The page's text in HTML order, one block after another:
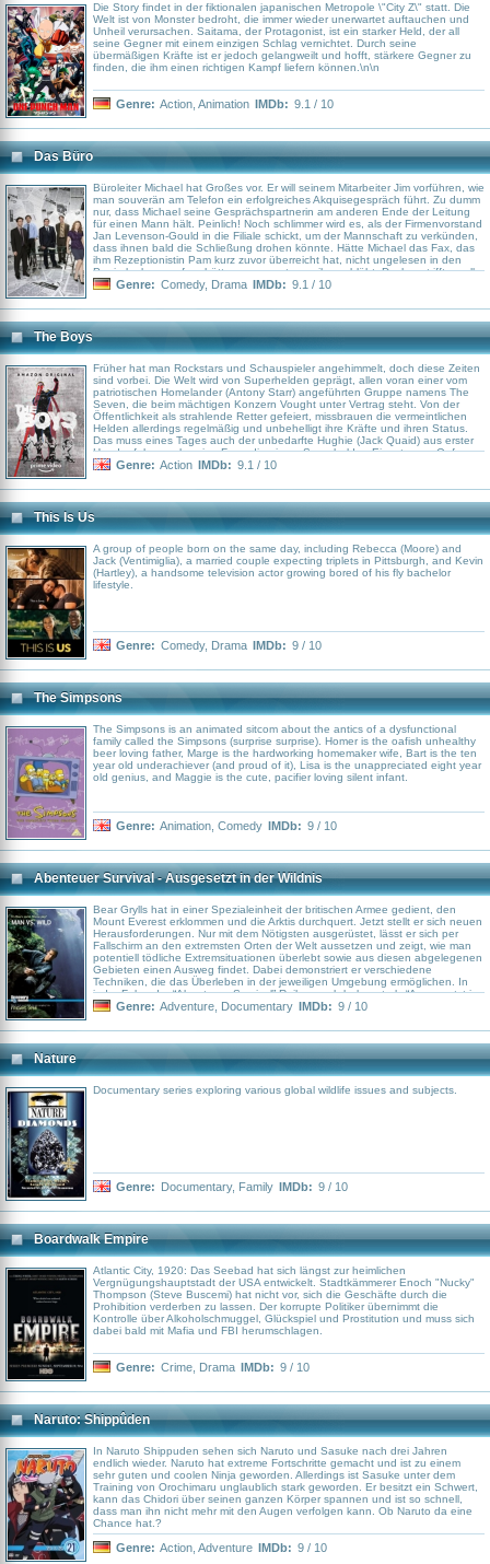
Die Story findet in der fiktionalen japanischen Metropole \"City Z\" statt. Die
Welt ist von Monster bedroht, die immer wieder unerwartet auftauchen und
Unheil verursachen. Saitama, der Protagonist, ist ein starker Held, der all
seine Gegner mit einem einzigen Schlag vernichtet. Durch seine
übermäßigen Kräfte ist er jedoch gelangweilt und hofft, stärkere Gegner zu
finden, die ihm einen richtigen Kampf liefern können.\n\n
Genre: Action Animation IMDb: 9.1 / 10
Das Büro
Büroleiter Michael hat Großes vor. Er will seinem Mitarbeiter Jim vorführen, wie
man souverän am Telefon ein erfolgreiches Akquisegespräch führt. Zu dumm
nur, dass Michael seine Gesprächspartnerin am anderen Ende der Leitung
für einen Mann hält. Peinlich! Noch schlimmer wird es, als der Firmenvorstand
Jan Levenson-Gould in die Filiale schickt, um der Mannschaft zu verkünden,
dass ihnen bald die Schließung drohen könnte. Hätte Michael das Fax, das
ihm Rezeptionistin Pam kurz zuvor überreicht hat, nicht ungelesen in den
Papierkorb geworfen, hätte er gewusst, was ihnen blüht. Doch so trifft es alle
gänzlich unvorbereitet.
Genre: Comedy, Drama IMDb: 9.1 / 10
The Boys
Früher hat man Rockstars und Schauspieler angehimmelt, doch diese Zeiten
sind vorbei. Die Welt wird von Superhelden geprägt, allen voran einer vom
patriotischen Homelander (Antony Starr) angeführten Gruppe namens The
Seven, die beim mächtigen Konzern Vought unter Vertrag steht. Von der
Öffentlichkeit als strahlende Retter gefeiert, missbrauen die vermeintlichen
Helden allerdings regelmäßig und unbehelligt ihre Kräfte und ihren Status.
Das muss eines Tages auch der unbedarfte Hughie (Jack Quaid) aus erster
Hand erfahren, als seine Freundin einem Superhelden-Einsatz zum Opfer
fällt. Da Vought den Vorfall herunterspielt und offenbar niemand etwas
draufgängerischen Billy Butcher (Karl Urban), der ihn aufsucht und mit seiner
Unterstützung dem Treiben der Seven endlich ein Ende setzen will. Doch das
ist bei einem solch übermächtigen Gegner alles andere als leicht...
Genre: Action IMDb: 9.1 / 10
This Is Us
A group of people born on the same day, including Rebecca (Moore) and
Jack (Ventimiglia), a married couple expecting triplets in Pittsburgh, and Kevin
(Hartley), a handsome television actor growing bored of his fly bachelor
lifestyle.
Genre: Comedy, Drama IMDb: 9 / 10
The Simpsons
The Simpsons is an animated sitcom about the antics of a dysfunctional
family called the Simpsons (surprise surprise). Homer is the oafish unhealthy
beer loving father, Marge is the hardworking homemaker wife, Bart is the ten
year old underachiever (and proud of it), Lisa is the unappreciated eight year
old genius, and Maggie is the cute, pacifier loving silent infant.
Genre: Animation Comedy IMDb: 9 / 10
Abenteuer Survival - Ausgesetzt in der Wildnis
Bear Grylls hat in einer Spezialeinheit der britischen Armee gedient, den
Mount Everest erklommen und die Arktis durchquert. Jetzt stellt er sich neuen
Herausforderungen. Nur mit dem Nötigsten ausgerüstet, lässt er sich per
Fallschirm an den extremsten Orten der Welt aussetzen und zeigt, wie man
potentiell tödliche Extremsituationen überlebt sowie aus diesen abgelegenen
Gebieten einen Ausweg findet. Dabei demonstriert er verschiedene
Techniken, die das Überleben in der jeweiligen Umgebung ermöglichen. In
jeder Folge der “Abenteuer Survival” Reihe, auch bekannt als “Ausgesetzt in
der Wildnis”, erwartet Bear Grylls ein neues Abenteuer und eine neue
eigenen Fähigkeiten und zeigt uns, wie man in die Zivilisation zurückfindet.
Genre: Adventure Documentary IMDb: 9 / 10
Nature
Documentary series exploring various global wildlife issues and subjects.
Genre: Documentary, Family IMDb: 9 / 10
Boardwalk Empire
Atlantic City, 1920: Das Seebad hat sich längst zur heimlichen
Vergnügungshauptstadt der USA entwickelt. Stadtkämmerer Enoch "Nucky"
Thompson (Steve Buscemi) hat nicht vor, sich die Geschäfte durch die
Prohibition verderben zu lassen. Der korrupte Politiker übernimmt die
Kontrolle über Alkoholschmuggel, Glückspiel und Prostitution und muss sich
dabei bald mit Mafia und FBI herumschlagen.
Genre: Crime Drama IMDb: 9 / 10
Naruto: Shippûden
In Naruto Shippuden sehen sich Naruto und Sasuke nach drei Jahren
endlich wieder. Naruto hat extreme Fortschritte gemacht und ist zu einem
sehr guten und coolen Ninja geworden. Allerdings ist Sasuke unter dem
Training von Orochimaru unglaublich stark geworden. Er besitzt ein Schwert,
kann das Chidori über seinen ganzen Körper spannen und ist so schnell,
dass man ihn nicht mehr mit den Augen verfolgen kann. Ob Naruto da eine
Chance hat.?
Genre: Action Adventure IMDb: 9 / 10